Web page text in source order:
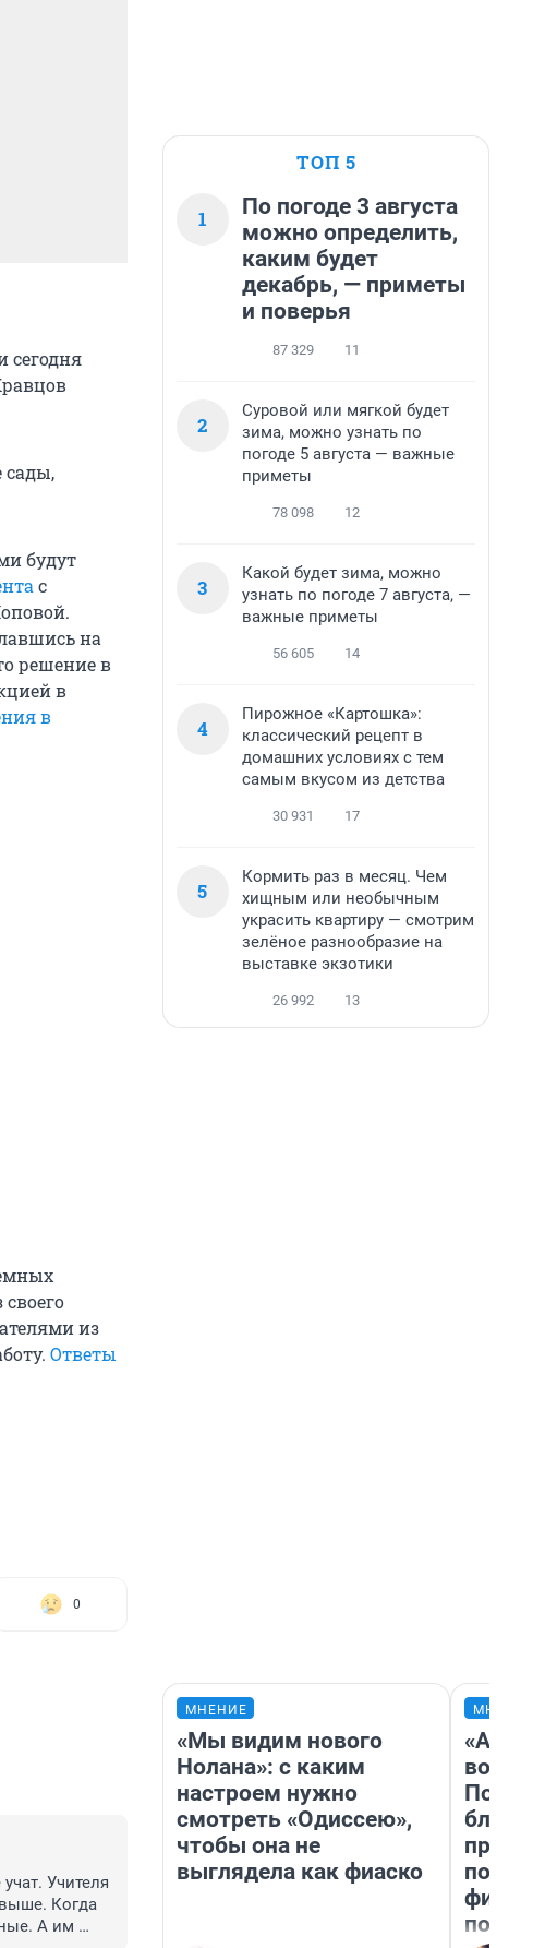
сегодня
сады,
будут
с
на
решение в
в
в
из
Ответы
0
Учителя
Когда
А им
ТОП 5
1
По погоде 3 августа
можно определить,
каким будет
декабрь, — приметы
и поверья
87 329 11
2
Суровой или мягкой будет
зима, можно узнать по
погоде 5 августа — важные
приметы
78 098 12
3
Какой будет зима, можно
узнать по погоде 7 августа, —
важные приметы
56 605 14
4
Пирожное «Картошка»:
классический рецепт в
домашних условиях с тем
самым вкусом из детства
30 931 17
5
Кормить раз в месяц. Чем
хищным или необычным
украсить квартиру — смотрим
зелёное разнообразие на
выставке экзотики
26 992 13
МНЕНИЕ
«Мы видим нового
Нолана»: с каким
настроем нужно
смотреть «Одиссею»,
чтобы она не
выглядела как фиаско
вот